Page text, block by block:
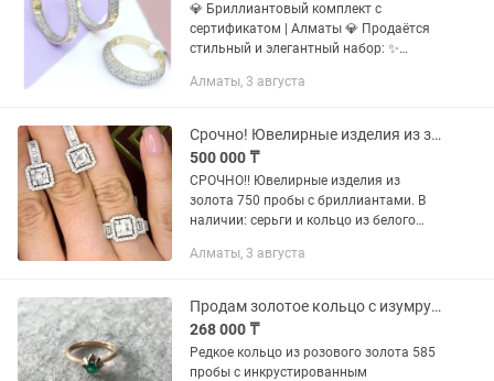
💎 Бриллиантовый комплект с
сертификатом | Алматы 💎 Продаётся
стильный и элегантный набор: ✨
Общий вес изделий — 8,16 г ✨ Общий
Алматы, 3 августа
Срочно! Ювелирные изделия из золота 750 с бриллиантами серьги и кольца
500 000 ₸
СРОЧНО!! Ювелирные изделия из
золота 750 пробы с бриллиантами. В
наличии: серьги и кольцо из белого
1.600.000тенге до 07.08.2026 по
Алматы, 3 августа
Продам золотое кольцо с изумрудом (обручальное / декоративное)
268 000 ₸
Редкое кольцо из розового золота 585
пробы с инкрустированным